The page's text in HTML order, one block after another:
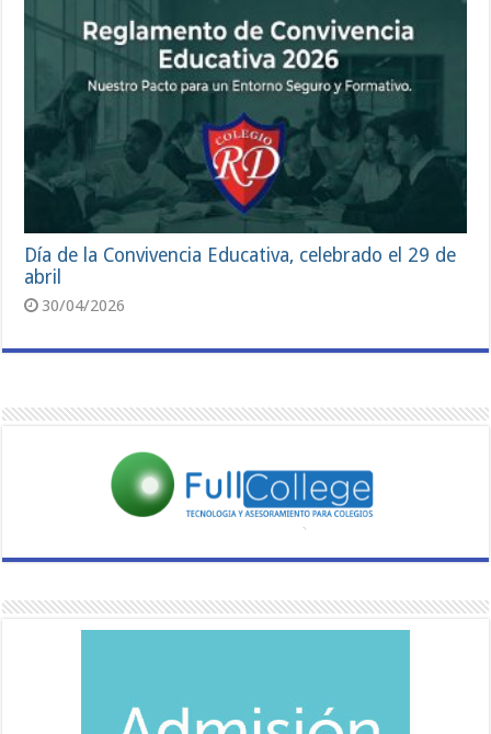
Día de la Convivencia Educativa, celebrado el 29 de
abril
30/04/2026